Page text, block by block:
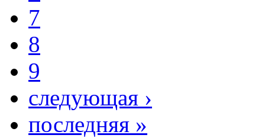
7
8
9
следующая ›
последняя »